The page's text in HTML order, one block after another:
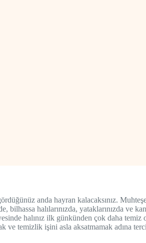
anda hayran kalacaksınız.
bilhassa halılarınızda, yataklarınızda
halınız ilk günkünden çok daha
ve temizlik işini asla aksatmamak adına